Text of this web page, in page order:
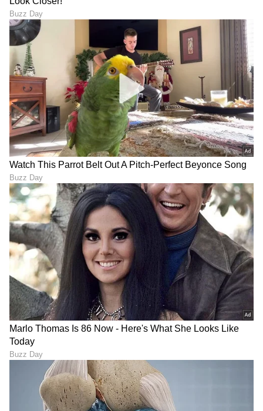
DOWNLOAD APP
RECOMMENDED STORIES
Snake's Revenge: ಬೆಳಿಗ್ಗೆ ಮರಿ
ಹಾವು ಸಾಯ್ಸಿದ್ದ ಬಾಲಕನ ಮೇಲೆ
ರಾತ್ರಿ ನಾಗನ ದಾಳಿ ! ಹಾವು ಕಚ್ಚೇ
ಸತ್ತಿದ್ದ ತಂದೆ
ದೆವ್ವಗಳಿಗೂ ಶಿಕ್ಷೆ ನೀಡಲು ಇದೆ
ದೇಗುಲ.. ಪ್ರೇತಾತ್ಮಗಳಿಗೆ ಮುಕ್ತಿ
ಕಲ್ಪಿಸುವ ಇಲ್ಲಿನ ನಿಯಮಗಳೇ
ವಿಚಿತ್ರ
ಅಯೋಧ್ಯೆಯಲ್ಲಿ ಅಮಿತಾಬ್
ಬಚ್ಚನ್ ಭಾರಿ ಹೂಡಿಕೆ: ಬೆಳಗಿನ
ಜಾವ 3 ಗಂಟೆಗೆ ಉದ್ಯಮಿಗೆ ಕರೆ
ಮಾಡಿ 15 ಕೋಟಿ ರವಾನೆ!
ವಿಡಿಯೋ ಕಾಲ್‌ನಲ್ಲಿ ಪತ್ನಿಗೆ ಸಾವು
LATEST VIDEOS